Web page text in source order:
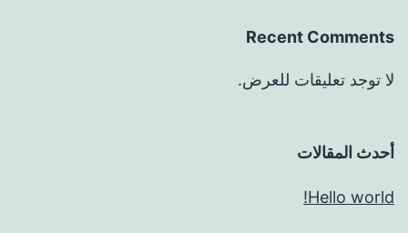
Recent Comments
لا توجد تعليقات للعرض.
أحدث المقالات
Hello world!